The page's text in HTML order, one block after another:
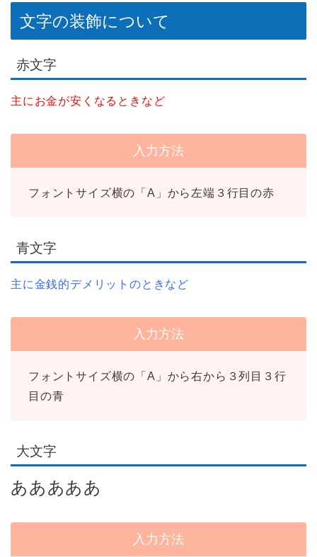
文字の装飾について
赤文字
主にお金が安くなるときなど
入力方法
フォントサイズ横の「A」から左端３行目の赤
青文字
主に金銭的デメリットのときなど
入力方法
フォントサイズ横の「A」から右から３列目３行
目の青
大文字
あああああ
入力方法